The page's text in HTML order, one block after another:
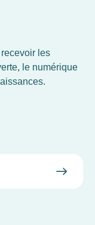
les
le numérique